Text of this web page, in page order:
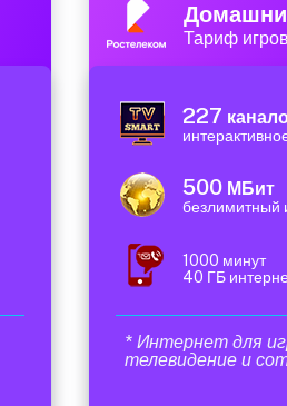
Тариф
227
500 МБит
безлимитный
1000 минут
40 ГБ
* Интернет для
телевидение и